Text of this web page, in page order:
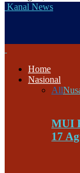
Kanal News
Home
Nasional
All
MUI
17